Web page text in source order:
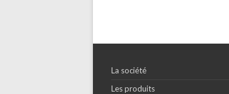
La société
Les produits